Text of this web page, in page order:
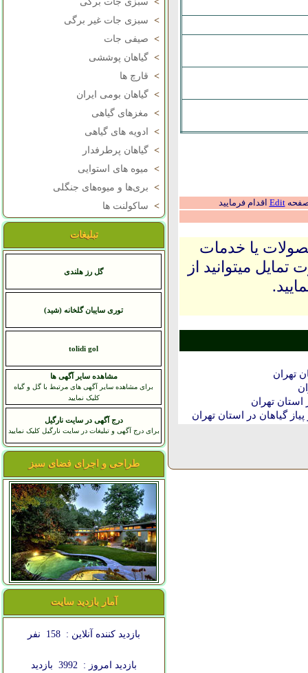
> سبزی جات غیر برگی
> صیفی جات
> گیاهان پوششی
> قارچ ها
> گیاهان بومی ایران
> مغزهای گیاهی
>
ادویه های گیاهی
> گیاهان پرطرفدار
> میوه های استوایی
> بری‌ها و میوه‌های جنگلی
> ساکولنت ها
تبلیغات
گل رز هلندی
توری سایبان گلخانه (شید)
tolidi gol
مشاهده سایر آگهی ها
برای مشاهده سایر آگهی های مرتبط با گل و گیاه
کلیک نمایید
درج آگهی در سایت نارگیل
برای درج آگهی و تبلیغات در سایت نارگیل کلیک نمایید
طراحی و اجرای فضای سبز
آمار بازدید سایت
بازدید کننده آنلاین : 158 نفر
بازدید امروز : 3992 بازدید
صفحهEdit اقدام فرمایید
یا خدمات
میتوانید از
تهران
تهران
گیاهان در استان تهران